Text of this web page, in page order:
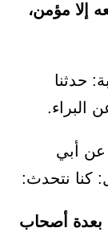
إلا مؤمن،
حدثنا
البراء.
عن أبي
كنا نتحدث:
بعدة أصحاب